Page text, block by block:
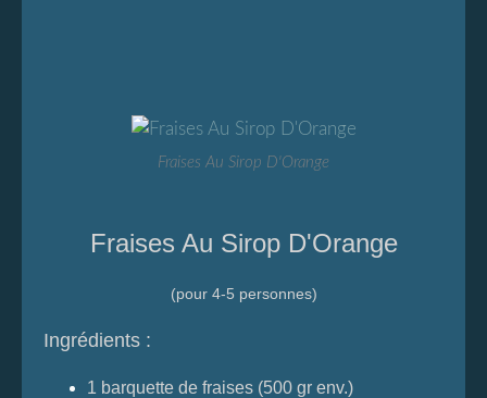
Fraises Au Sirop D'Orange
Fraises Au Sirop D'Orange
(pour 4-5 personnes)
Ingrédients :
1 barquette de fraises (500 gr env.)